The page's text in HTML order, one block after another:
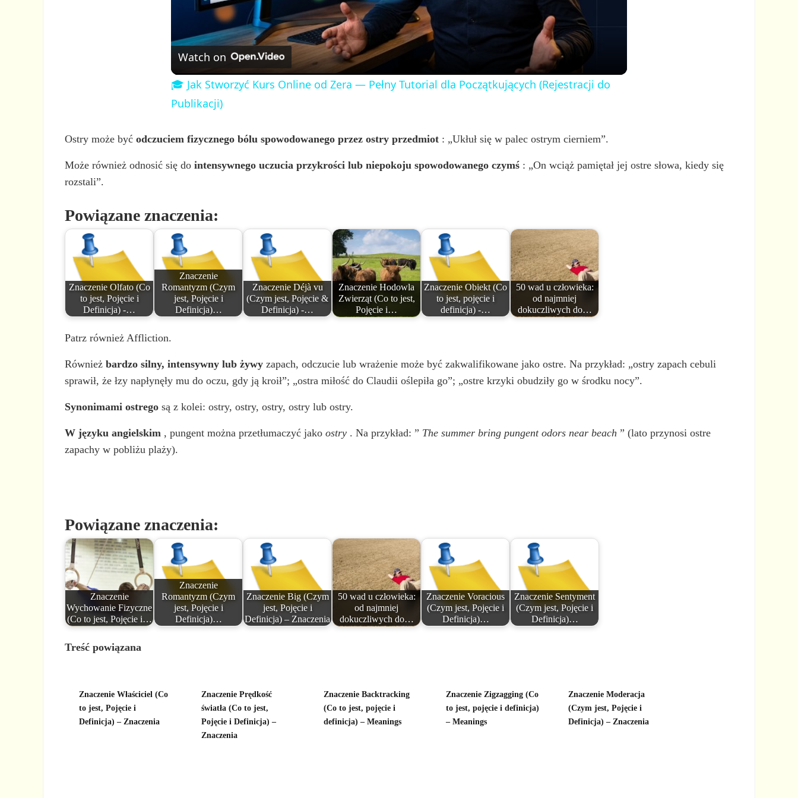
a
y
i
d
o
Watch on
🎓 Jak Stworzyć Kurs Online od Zera — Pełny Tutorial dla Początkujących (Rejestracji do
Publikacji)
Ostry może byćodczuciem fizycznego bólu spowodowanego przez ostry przedmiot : „Ukłuł się w palec ostrym cierniem”.
Może również odnosić się dointensywnego uczucia przykrości lub niepokoju spowodowanego czymś : „On wciąż pamiętał jej ostre słowa, kiedy się
rozstali”.
Powiązane znaczenia:
Znaczenie Olfato (Co
to jest, Pojęcie i
Definicja) -…
Znaczenie
Romantyzm (Czym
jest, Pojęcie i
Definicja)…
Znaczenie Déjà vu
(Czym jest, Pojęcie &
Definicja) -…
Znaczenie Hodowla
Zwierząt (Co to jest,
Pojęcie i…
Znaczenie Obiekt (Co
to jest, pojęcie i
definicja) -…
50 wad u człowieka:
od najmniej
dokuczliwych do…
Patrz również Affliction.
Równieżbardzo silny, intensywny lub żywy zapach, odczucie lub wrażenie może być zakwalifikowane jako ostre. Na przykład: „ostry zapach cebuli
sprawił, że łzy napłynęły mu do oczu, gdy ją kroił”; „ostra miłość do Claudii oślepiła go”; „ostre krzyki obudziły go w środku nocy”.
Synonimami ostrego są z kolei: ostry, ostry, ostry, ostry lub ostry.
W języku angielskim , pungent można przetłumaczyć jakoostry . Na przykład: ” The summer bring pungent odors near beach ” (lato przynosi ostre
zapachy w pobliżu plaży).
Powiązane znaczenia:
Znaczenie
Wychowanie Fizyczne
(Co to jest, Pojęcie i…
Znaczenie
Romantyzm (Czym
jest, Pojęcie i
Definicja)…
Znaczenie Big (Czym
jest, Pojęcie i
Definicja) – Znaczenia
50 wad u człowieka:
od najmniej
dokuczliwych do…
Znaczenie Voracious
(Czym jest, Pojęcie i
Definicja)…
Znaczenie Sentyment
(Czym jest, Pojęcie i
Definicja)…
Treść powiązana
Znaczenie Właściciel (Co
to jest, Pojęcie i
Definicja) – Znaczenia
Znaczenie Prędkość
światła (Co to jest,
Pojęcie i Definicja) –
Znaczenia
Znaczenie Backtracking
(Co to jest, pojęcie i
definicja) – Meanings
Znaczenie Zigzagging (Co
to jest, pojęcie i definicja)
– Meanings
Znaczenie Moderacja
(Czym jest, Pojęcie i
Definicja) – Znaczenia